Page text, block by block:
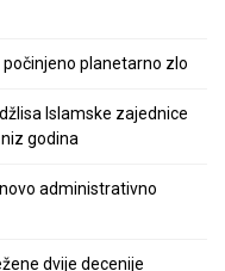
planetarno zlo
Islamske zajednice
godina
administrativno
dvije decenije